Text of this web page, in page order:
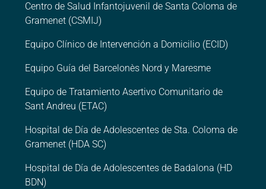
Centro de Salud Infantojuvenil de Santa Coloma de
Gramenet (CSMIJ)
Equipo Clínico de Intervención a Domicilio (ECID)
Equipo Guía del Barcelonès Nord y Maresme
Equipo de Tratamiento Asertivo Comunitario de
Sant Andreu (ETAC)
Hospital de Día de Adolescentes de Sta. Coloma de
Gramenet (HDA SC)
Hospital de Día de Adolescentes de Badalona (HD
BDN)